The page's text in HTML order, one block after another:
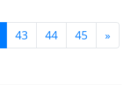
43 44 45 »